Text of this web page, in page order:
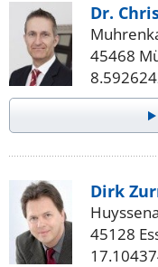
Dr.
45468
Dirk
45128